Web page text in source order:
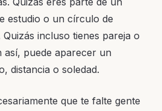
estudio o un círculo de
Quizás incluso tienes pareja o
así, puede aparecer un
distancia o soledad.
que te falte gente